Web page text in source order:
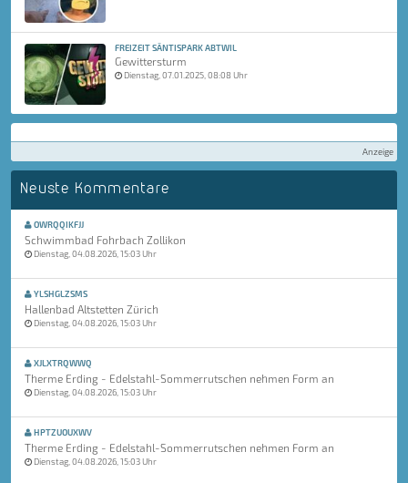
FREIZEIT SÄNTISPARK ABTWIL
Gewittersturm
Dienstag, 07.01.2025, 08:08 Uhr
Anzeige
Neuste Kommentare
OWRQQIKFJJ
Schwimmbad Fohrbach Zollikon
Dienstag, 04.08.2026, 15:03 Uhr
YLSHGLZSMS
Hallenbad Altstetten Zürich
Dienstag, 04.08.2026, 15:03 Uhr
XJLXTRQWWQ
Therme Erding - Edelstahl-Sommerrutschen nehmen Form an
Dienstag, 04.08.2026, 15:03 Uhr
HPTZUOUXWV
Therme Erding - Edelstahl-Sommerrutschen nehmen Form an
Dienstag, 04.08.2026, 15:03 Uhr